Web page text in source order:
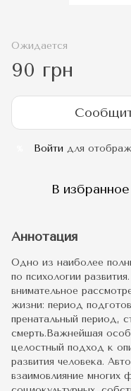
Ожидается
90 грн
Войти для
В избранное
Аннотация
Одно из наиболее
по психологии
внимательное
жизни: период
пренатальный период,
смерть.Важнейшая
целостный подход к
развития человека.
взаимовлияние многих